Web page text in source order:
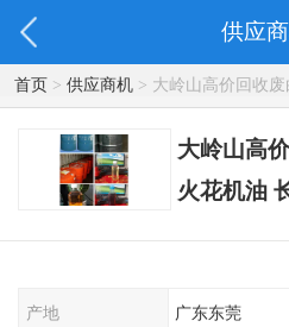
供应
首页> 供应商机> 大岭山高价回收废
价回收 当场核价
大岭山高
火花机油
产地 广东东莞